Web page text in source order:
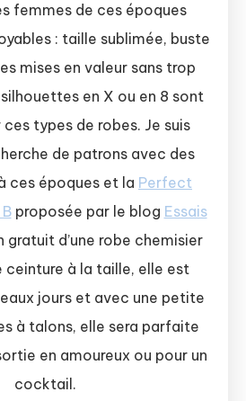
femmes de ces époques
: taille sublimée, buste
mises en valeur sans trop
silhouettes en X ou en 8 sont
types de robes. Je suis
de patrons avec des
ces époques et la Perfect
proposée par le blog Essais
gratuit d’une robe chemisier
à la taille, elle est
jours et avec une petite
à talons, elle sera parfaite
en amoureux ou pour un
cocktail.